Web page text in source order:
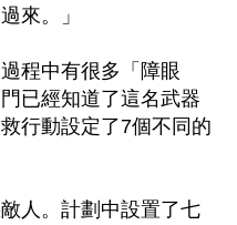
來。」
程中有很多「障眼
已經知道了這名武器
行動設定了7個不同的
人。計劃中設置了七